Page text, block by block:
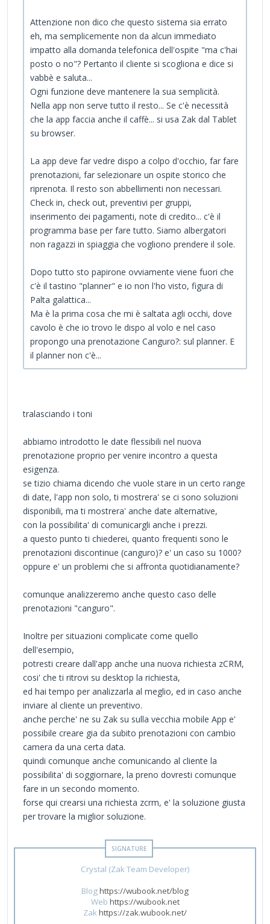
Attenzione non dico che questo sistema sia errato
eh, ma semplicemente non da alcun immediato
impatto alla domanda telefonica dell'ospite "ma c'hai
posto o no"? Pertanto il cliente si scogliona e dice si
vabbè e saluta...
Ogni funzione deve mantenere la sua semplicità.
Nella app non serve tutto il resto... Se c'è necessità
che la app faccia anche il caffè... si usa Zak dal Tablet
su browser.
La app deve far vedre dispo a colpo d'occhio, far fare
prenotazioni, far selezionare un ospite storico che
riprenota. Il resto son abbellimenti non necessari.
Check in, check out, preventivi per gruppi,
inserimento dei pagamenti, note di credito... c'è il
programma base per fare tutto. Siamo albergatori
non ragazzi in spiaggia che vogliono prendere il sole.
Dopo tutto sto papirone ovviamente viene fuori che
c'è il tastino "planner" e io non l'ho visto, figura di
Palta galattica...
Ma è la prima cosa che mi è saltata agli occhi, dove
cavolo è che io trovo le dispo al volo e nel caso
propongo una prenotazione Canguro?: sul planner. E
il planner non c'è...
tralasciando i toni
abbiamo introdotto le date flessibili nel nuova
prenotazione proprio per venire incontro a questa
esigenza.
se tizio chiama dicendo che vuole stare in un certo range
di date, l'app non solo, ti mostrera' se ci sono soluzioni
disponibili, ma ti mostrera' anche date alternative,
con la possibilita' di comunicargli anche i prezzi.
a questo punto ti chiederei, quanto frequenti sono le
prenotazioni discontinue (canguro)? e' un caso su 1000?
oppure e' un problemi che si affronta quotidianamente?
comunque analizzeremo anche questo caso delle
prenotazioni "canguro".
Inoltre per situazioni complicate come quello
dell'esempio,
potresti creare dall'app anche una nuova richiesta zCRM,
cosi' che ti ritrovi su desktop la richiesta,
ed hai tempo per analizzarla al meglio, ed in caso anche
inviare al cliente un preventivo.
anche perche' ne su Zak su sulla vecchia mobile App e'
possibile creare gia da subito prenotazioni con cambio
camera da una certa data.
quindi comunque anche comunicando al cliente la
possibilita' di soggiornare, la preno dovresti comunque
fare in un secondo momento.
forse qui crearsi una richiesta zcrm, e' la soluzione giusta
per trovare la miglior soluzione.
Crystal (Zak Team Developer)
Bloghttps://wubook.net/blog
Web https://wubook.net
Zakhttps://zak.wubook.net/